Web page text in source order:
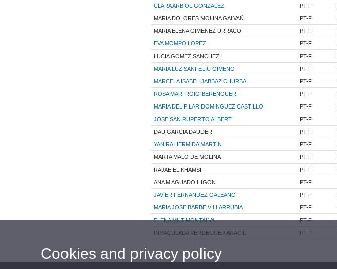
CLARA ARBIOL GONZALEZ PT-F
MARIA DOLORES MOLINA GALVAÑ PT-F
MARIA ELENA GIMENEZ URRACO PT-F
EVA MOMPO LOPEZ PT-F
LUCIA GOMEZ SANCHEZ PT-F
MARIA LUZ SANFELIU GIMENO PT-F
MARCELA ISABEL JABBAZ CHURBA PT-F
ROSA MARI ROIG BERENGUER PT-F
MARIA DEL PILAR DOMINGUEZ CASTILLO PT-F
JOSE SAN RUPERTO ALBERT PT-F
DAU GARCIA DAUDER PT-F
YANIRA HERMIDA MARTIN PT-F
MARTA MALO DE MOLINA PT-F
RAJAE EL KHAMSI - PT-F
ANA M AGUADO HIGON PT-F
JAVIER FERNANDEZ GALEANO PT-F
MARIA JOSE BARBE VILLARRUBIA PT-F
ELENA MUT MONTALVA PT-F
INMACULADA VERDEGUER ARACIL PT-F
Cookies and privacy policy